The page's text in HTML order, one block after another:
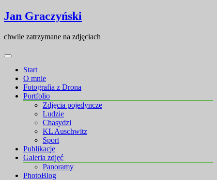
Skip
to
Skip
to
Jan Graczyński
chwile zatrzymane na zdjęciach
Start
O mnie
Fotografia z Drona
Portfolio
Zdjęcia pojedyncze
Ludzie
Chasydzi
KL Auschwitz
Sport
Publikacje
Galeria zdjęć
Panoramy
PhotoBlog